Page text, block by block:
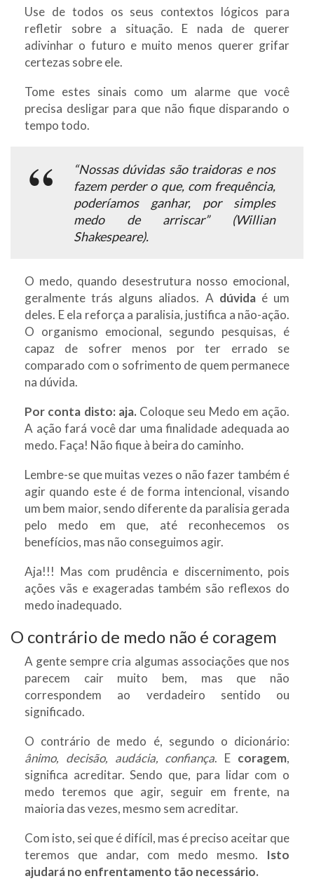
Use de todos os seus contextos lógicos para
refletir sobre a situação. E nada de querer
adivinhar o futuro e muito menos querer grifar
certezas sobre ele.
Tome estes sinais como um alarme que você
precisa desligar para que não fique disparando o
tempo todo.
“Nossas dúvidas são traidoras e nos
fazem perder o que, com frequência,
poderíamos ganhar, por simples
medo de arriscar”(Willian
Shakespeare).
O medo, quando desestrutura nosso emocional,
geralmente trás alguns aliados. A dúvidaé um
deles. E ela reforça a paralisia, justifica a não-ação.
O organismo emocional, segundo pesquisas, é
capaz de sofrer menos por ter errado se
comparado com o sofrimento de quem permanece
na dúvida.
Por conta disto: aja. Coloque seu Medo em ação.
A ação fará você dar uma finalidade adequada ao
medo. Faça! Não fique à beira do caminho.
Lembre-se que muitas vezes o não fazer também é
agir quando este é de forma intencional, visando
um bem maior, sendo diferente da paralisia gerada
pelo medo em que, até reconhecemos os
benefícios, mas não conseguimos agir.
Aja!!! Mas com prudência e discernimento, pois
ações vãs e exageradas também são reflexos do
medo inadequado.
O contrário de medo não é coragem
A gente sempre cria algumas associações que nos
parecem cair muito bem, mas que não
correspondem ao verdadeiro sentido ou
significado.
O contrário de medo é, segundo o dicionário:
ânimo, decisão, audácia, confiança. E coragem,
significa acreditar. Sendo que, para lidar com o
medo teremos que agir, seguir em frente, na
maioria das vezes, mesmo sem acreditar.
Com isto, sei que é difícil, mas é preciso aceitar que
teremos que andar, com medo mesmo. Isto
ajudará no enfrentamento tão necessário.